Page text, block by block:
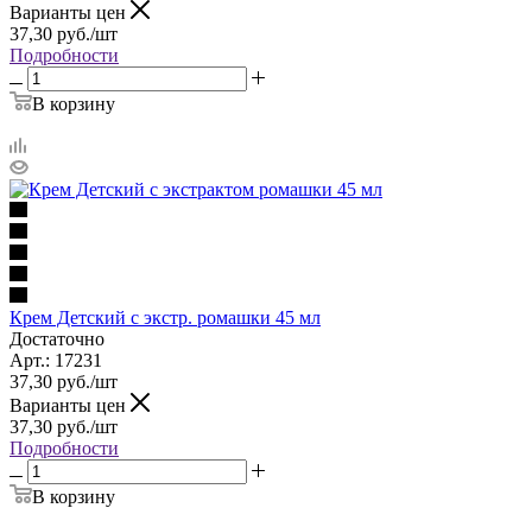
Варианты цен
37,30 руб./шт
Подробности
В корзину
Крем Детский с экстр. ромашки 45 мл
Достаточно
Арт.: 17231
37,30 руб./шт
Варианты цен
37,30 руб./шт
Подробности
В корзину